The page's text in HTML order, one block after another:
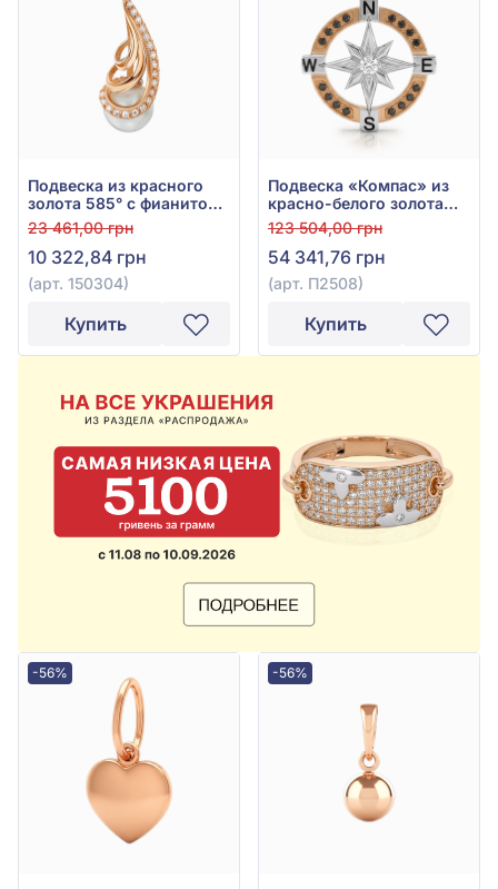
Подвеска из красного
золота 585° с фианитом/
куб.цирконием и
жемчугом, арт. 150304
23 461,00 грн
10 322,84 грн
(арт. 150304)
Купить
Подвеска «Компас» из
красно-белого золота
585° с чёрными
фианитами и эмалью,
арт. П2508
123 504,00 грн
54 341,76 грн
(арт. П2508)
Купить
-56% -56%